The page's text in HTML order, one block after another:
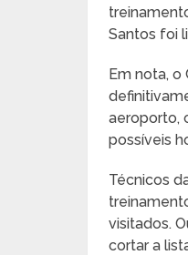
Santos foi
Em nota, o
aeroporto,
possíveis
Técnicos
visitados.
cortar a